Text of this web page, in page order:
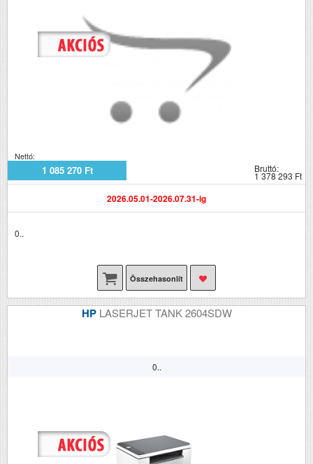
Nettó:
1 085 270 Ft Bruttó:
1 378 293 Ft
2026.05.01-2026.07.31-ig
0..
Összehasonlít
HP LASERJET TANK 2604SDW
0..